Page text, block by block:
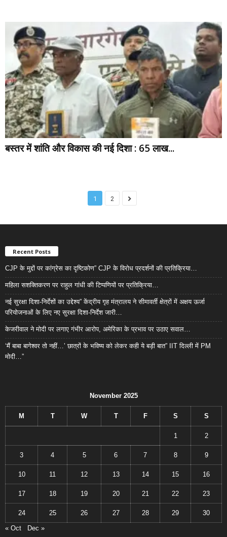
बस्तर में शांति और विकास की नई दिशा : 65 लाख...
1 2
Recent Posts
CJP के मुद्दों पर कांग्रेस का दृष्टिकोण” CJP के विरोध प्रदर्शनों की प्रतिक्रिया…
महिला सशक्तिकरण पर राहुल गांधी की टिप्पणियों पर प्रतिक्रिया…
नई सुरक्षा दिशा-निर्देशों का उद्देश्य” केंद्रीय गृह मंत्रालय ने सीमावर्ती क्षेत्रों में अक्षय ऊर्जा
परियोजनाओं के लिए नए सुरक्षा दिशा-निर्देश जारी…
केजरीवाल ने मोदी पर लगाए गंभीर आरोप, अमेरिका के प्रभाव पर उठाए सवाल…
‘मैं बाबा बागेश्वर तो नहीं…’ छात्रों के भविष्य को लेकर कही ये बड़ी बात” IIT दिल्ली में PM
मोदी…”
November 2025
M T W T F S S
1 2
3 4 5 6 7 8 9
10 11 12 13 14 15 16
17 18 19 20 21 22 23
24 25 26 27 28 29
30
« Oct
Dec »